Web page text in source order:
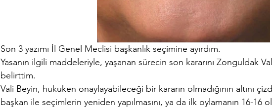
Son 3 yazımı İl Genel Meclisi başkanlık seçimine ayırdım.
Yasanın ilgili maddeleriyle, yaşanan sürecin son kararını Zonguldak
belirttim.
Vali Beyin, hukuken onaylayabileceği bir kararın olmadığının altını
başkan ile seçimlerin yeniden yapılmasını, ya da ilk oylamanın 16-